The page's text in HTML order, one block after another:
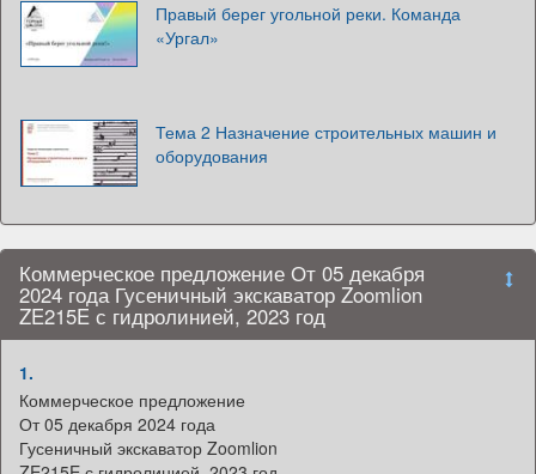
Правый берег угольной реки. Команда
«Ургал»
Тема 2 Назначение строительных машин и
оборудования
Коммерческое предложение От 05 декабря
2024 года Гусеничный экскаватор Zoomlion
ZE215E с гидролинией, 2023 год
1.
Коммерческое предложение
От 05 декабря 2024 года
Гусеничный экскаватор Zoomlion